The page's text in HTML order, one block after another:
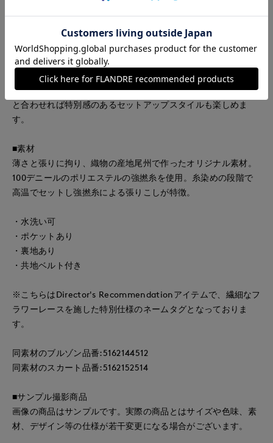
だわって仕上げたオリジナル素材のジャンスカ。
ギンガムチェックに上品なネイビーを合わせ、胸元にはオリジ
ナルのフラワーモチーフレースをあしらうことで、軽やかさの
中に華やかなアクセントを添えています。
前開き仕様で着脱しやすく、すっきりと見えるシルエットなが
ら、歩くたびに美しく揺れるフィット＆フレアが魅力。
インナーを変えればロングシーズン活躍し、同素材のブルゾン
と合わせれば特別感のあるセットアップスタイルも楽しめま
す。
■素材
薄さと張りに拘り、織物の産地尾州で作ったオリジナル素材。
100デニールのポリエステルの強撚糸を使用。糸染めの段階で
高温でセットし強撚糸による張りこしが特徴。
・水洗い可
・ポケットあり
・裏地あり
・共地ベルト付き
※こちらはDirector's Recommendationアイテムで、繊細なフ
ラワーレースを施した特別仕様のネームタグとなっておりま
す。
同素材のブルゾン品番:5162144512
同素材のスカート品番:5162152514
■サンプル撮影商品
画像の商品はサンプルです。実際の商品とはサイズや色味、素
材、デザイン等の仕様が若干変更になる場合がございます。